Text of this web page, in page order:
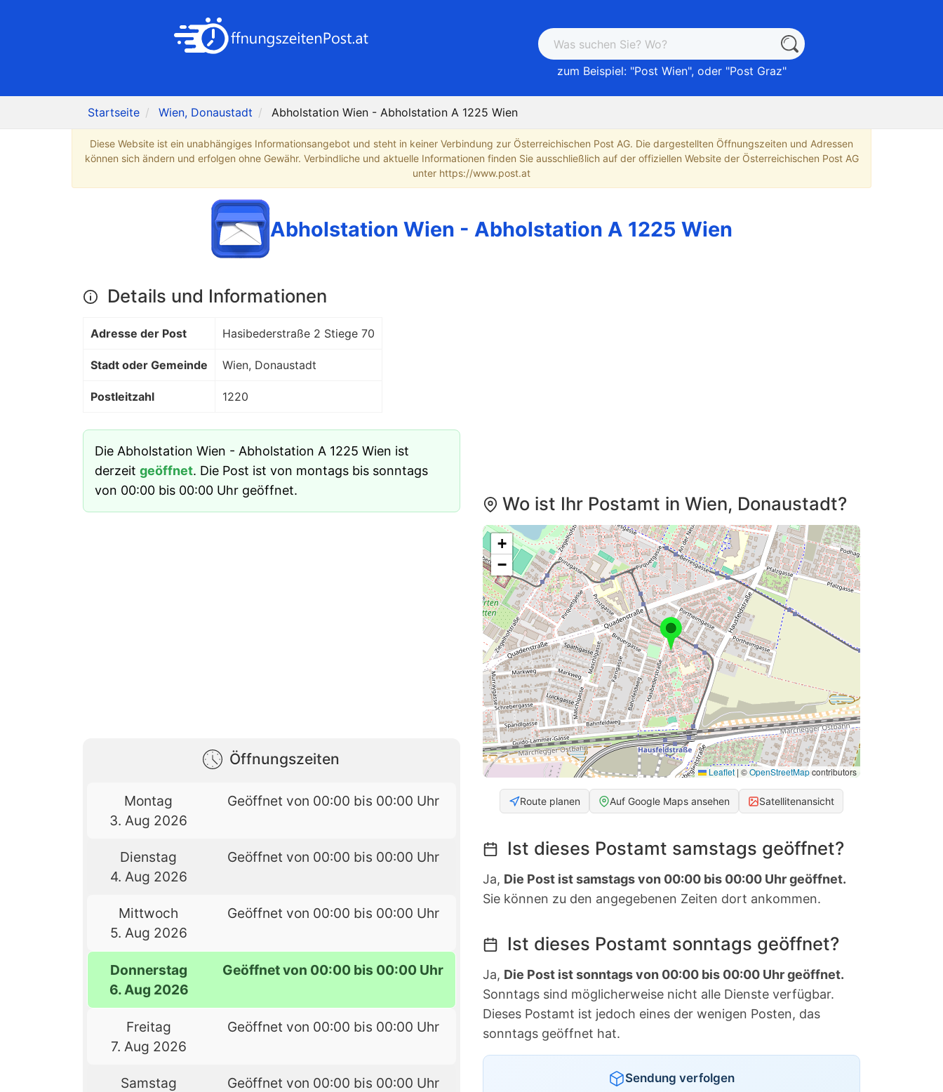
zum Beispiel: "Post Wien", oder "Post Graz"
Startseite Wien, Donaustadt Abholstation Wien - Abholstation A 1225 Wien
Diese Website ist ein unabhängiges Informationsangebot und steht in keiner Verbindung zur Österreichischen Post AG. Die dargestellten Öffnungszeiten und Adressen
können sich ändern und erfolgen ohne Gewähr. Verbindliche und aktuelle Informationen finden Sie ausschließlich auf der offiziellen Website der Österreichischen Post AG
unter https://www.post.at
Abholstation Wien - Abholstation A 1225 Wien
Details und Informationen
Adresse der Post Hasibederstraße 2 Stiege 70
Stadt oder Gemeinde Wien, Donaustadt
Postleitzahl 1220
Die Abholstation Wien - Abholstation A 1225 Wien ist
derzeit geöffnet. Die Post ist von montags bis sonntags
von 00:00 bis 00:00 Uhr geöffnet.
Öffnungszeiten
Montag
3. Aug 2026
Geöffnet von 00:00 bis 00:00 Uhr
Dienstag
4. Aug 2026
Geöffnet von 00:00 bis 00:00 Uhr
Mittwoch
5. Aug 2026
Geöffnet von 00:00 bis 00:00 Uhr
Donnerstag
6. Aug 2026
Geöffnet von 00:00 bis 00:00 Uhr
Freitag
7. Aug 2026
Geöffnet von 00:00 bis 00:00 Uhr
Samstag
Geöffnet von 00:00 bis 00:00 Uhr
Wo ist Ihr Postamt in Wien, Donaustadt?
+
−
Leaflet | ©OpenStreetMapcontributors
Route planen Auf Google Maps ansehen Satellitenansicht
Ist dieses Postamt samstags geöffnet?
Ja, Die Post ist samstags von 00:00 bis 00:00 Uhr geöffnet.
Sie können zu den angegebenen Zeiten dort ankommen.
Ist dieses Postamt sonntags geöffnet?
Ja, Die Post ist sonntags von 00:00 bis 00:00 Uhr geöffnet.
Sonntags sind möglicherweise nicht alle Dienste verfügbar.
Dieses Postamt ist jedoch eines der wenigen Posten, das
sonntags geöffnet hat.
Sendung verfolgen